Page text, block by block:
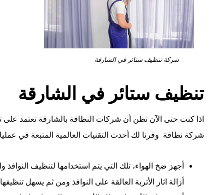
شركة تنظيف ستائر في الشارقة
تنظيف ستائر في الشارقة
اذا كنت حتى الآن تظن أن شركات النظافة بالشارقة تعتمد
شركة نظافة وفرنا لك أحدث التقنيات العالمية المتبعة في
أجهز ضخ الهواء، تلك التي يتم استخدامها لتنظيف
أزالة اثار الأتربة العالقة على النوافذ ومن ثم يسهل